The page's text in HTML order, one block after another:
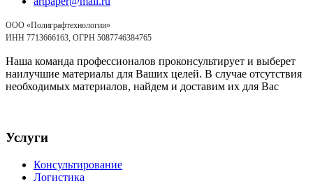
ООО «Полиграфтехнологии»
ИНН 7713666163, ОГРН 5087746384765
Наша команда профессионалов проконсультирует и выберет
наилучшие материалы для Ваших целей. В случае отсутствия
необходимых материалов, найдем и доставим их для Вас
Услуги
Консультирование
Логистика